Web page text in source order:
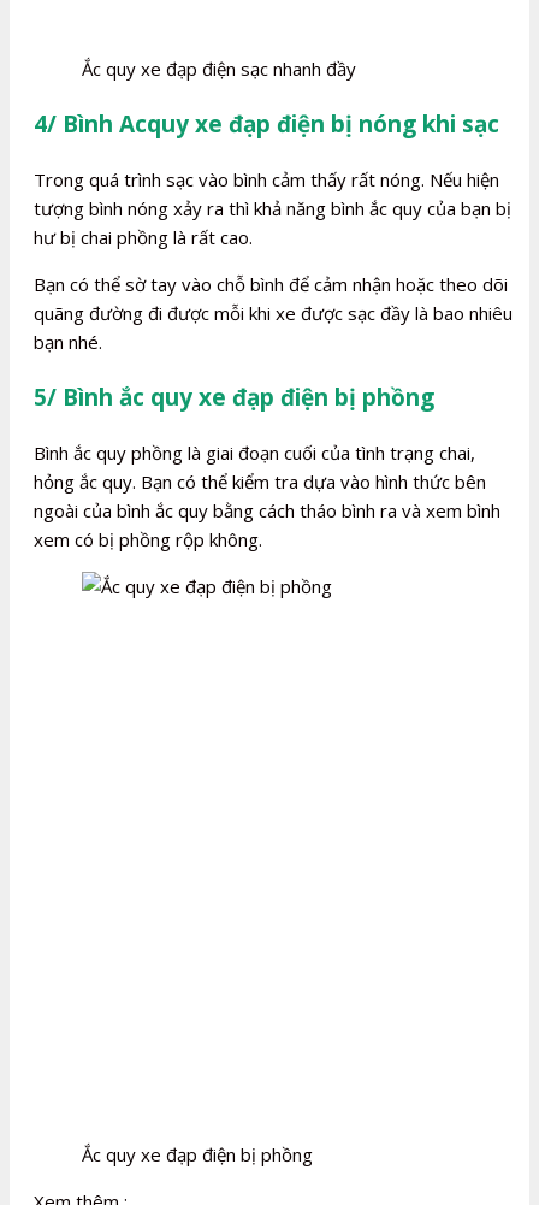
Ắc quy xe đạp điện sạc nhanh đầy
4/ Bình Acquy xe đạp điện bị nóng khi sạc
Trong quá trình sạc vào bình cảm thấy rất nóng. Nếu hiện
tượng bình nóng xảy ra thì khả năng bình ắc quy của bạn bị
hư bị chai phồng là rất cao.
Bạn có thể sờ tay vào chỗ bình để cảm nhận hoặc theo dõi
quãng đường đi được mỗi khi xe được sạc đầy là bao nhiêu
bạn nhé.
5/ Bình ắc quy xe đạp điện bị phồng
Bình ắc quy phồng là giai đoạn cuối của tình trạng chai,
hỏng ắc quy. Bạn có thể kiểm tra dựa vào hình thức bên
ngoài của bình ắc quy bằng cách tháo bình ra và xem bình
xem có bị phồng rộp không.
Ắc quy xe đạp điện bị phồng